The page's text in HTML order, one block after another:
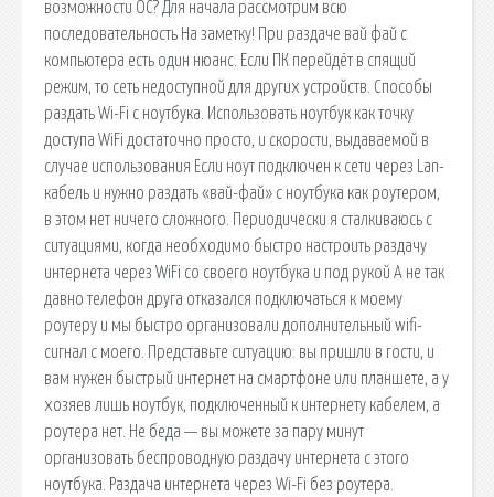
возможности ОС? Для начала рассмотрим всю
последовательность На заметку! При раздаче вай фай с
компьютера есть один нюанс. Если ПК перейдёт в спящий
режим, то сеть недоступной для других устройств. Способы
раздать Wi-Fi с ноутбука. Использовать ноутбук как точку
доступа WiFi достаточно просто, и скорости, выдаваемой в
случае использования Если ноут подключен к сети через Lan-
кабель и нужно раздать «вай-фай» с ноутбука как роутером,
в этом нет ничего сложного. Периодически я сталкиваюсь с
ситуациями, когда необходимо быстро настроить раздачу
интернета через WiFi со своего ноутбука и под рукой А не так
давно телефон друга отказался подключаться к моему
роутеру и мы быстро организовали дополнительный wifi-
сигнал с моего. Представьте ситуацию: вы пришли в гости, и
вам нужен быстрый интернет на смартфоне или планшете, а у
хозяев лишь ноутбук, подключенный к интернету кабелем, а
роутера нет. Не беда — вы можете за пару минут
организовать беспроводную раздачу интернета с этого
ноутбука. Раздача интернета через Wi-Fi без роутера.